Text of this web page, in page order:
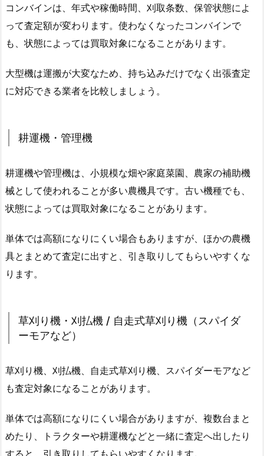
コンバインは、年式や稼働時間、刈取条数、保管状態によ
って査定額が変わります。使わなくなったコンバインで
も、状態によっては買取対象になることがあります。
大型機は運搬が大変なため、持ち込みだけでなく出張査定
に対応できる業者を比較しましょう。
耕運機・管理機
耕運機や管理機は、小規模な畑や家庭菜園、農家の補助機
械として使われることが多い農機具です。古い機種でも、
状態によっては買取対象になることがあります。
単体では高額になりにくい場合もありますが、ほかの農機
具とまとめて査定に出すと、引き取りしてもらいやすくな
ります。
草刈り機・刈払機 / 自走式草刈り機（スパイダ
ーモアなど）
草刈り機、刈払機、自走式草刈り機、スパイダーモアなど
も査定対象になることがあります。
単体では高額になりにくい場合がありますが、複数台まと
めたり、トラクターや耕運機などと一緒に査定へ出したり
すると、引き取りしてもらいやすくなります。